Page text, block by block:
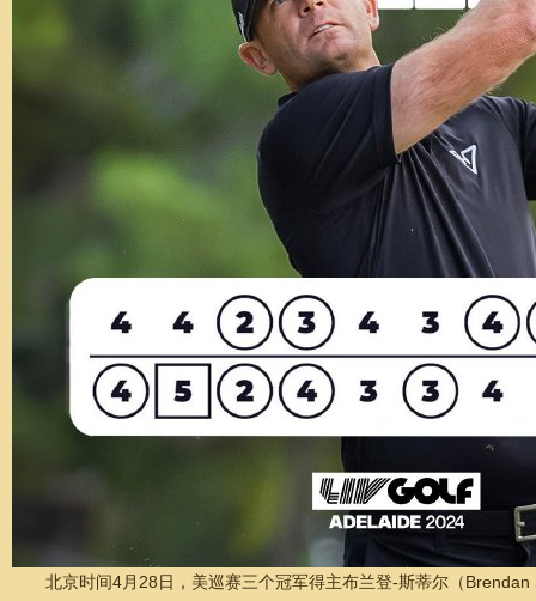
北京时间4月28日，美巡赛三个冠军得主布兰登-斯蒂尔（Brendan